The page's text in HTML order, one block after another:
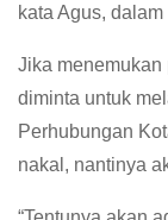
kata Agus,
Jika menemukan
diminta untuk
Perhubungan
nakal, nantinya